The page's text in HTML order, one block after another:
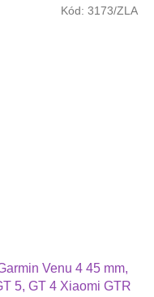
Venu 4 45 mm,
5, GT 4 Xiaomi GTR
Kód: 3173/ZLA